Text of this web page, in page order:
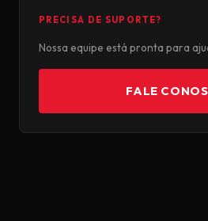
PRECISA DE SUPORTE?
Nossa equipe está pronta para
FALE